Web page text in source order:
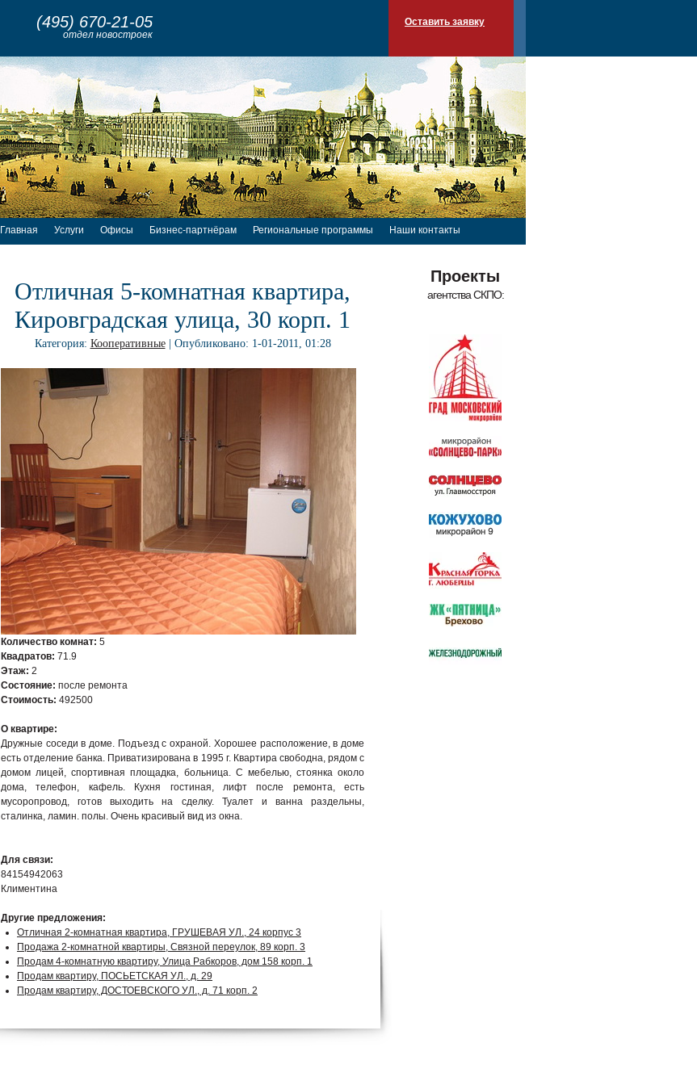
(495) 670-21-05
отдел новостроек
Оставить заявку
Главная Услуги Офисы Бизнес-партнёрам Региональные программы Наши контакты
Отличная 5-комнатная квартира,
Кировградская улица, 30 корп. 1
Категория: Кооперативные| Опубликовано: 1-01-2011, 01:28
Количество комнат: 5
Квадратов: 71.9
Этаж: 2
Состояние: после ремонта
Стоимость: 492500
О квартире:
Дружные соседи в доме. Подъезд с охраной. Хорошее расположение, в доме
есть отделение банка. Приватизирована в 1995 г. Квартира свободна, рядом с
домом лицей, спортивная площадка, больница. С мебелью, стоянка около
дома, телефон, кафель. Кухня гостиная, лифт после ремонта, есть
мусоропровод, готов выходить на сделку. Туалет и ванна раздельны,
сталинка, ламин. полы. Очень красивый вид из окна.
Для связи:
84154942063
Климентина
Другие предложения:
Отличная 2-комнатная квартира, ГРУШЕВАЯ УЛ., 24 корпус 3
Продажа 2-комнатной квартиры, Связной переулок, 89 корп. 3
Продам 4-комнатную квартиру, Улица Рабкоров, дом 158 корп. 1
Продам квартиру, ПОСЬЕТСКАЯ УЛ., д. 29
Продам квартиру, ДОСТОЕВСКОГО УЛ., д. 71 корп. 2
Проекты
агентства СКПО: